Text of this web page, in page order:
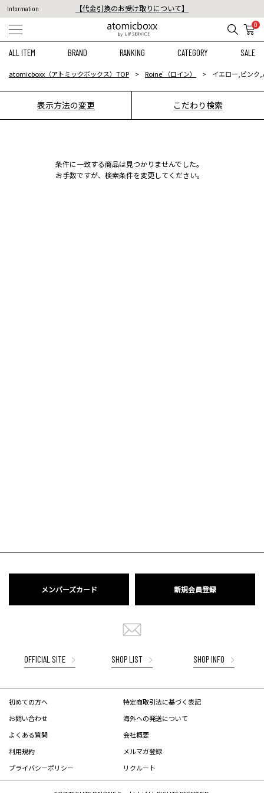
Information
【代金引換のお受け取りについて】
税込11,000円以上のご注文で送料無料！
0
ALL ITEM BRAND RANKING CATEGORY SALE
atomicboxx（アトミックボックス）TOP Roine'（ロイン） イエロー,ピンク
表示方法の変更 こだわり検索
条件に一致する商品は見つかりませんでした。
お手数ですが、検索条件を変更してください。
メンバーズカード 新規会員登録
OFFICIAL SITE SHOP LIST SHOP INFO
初めての方へ
お問い合わせ
よくある質問
利用規約
プライバシーポリシー
特定商取引法に基づく表記
海外への発送について
会社概要
メルマガ登録
リクルート